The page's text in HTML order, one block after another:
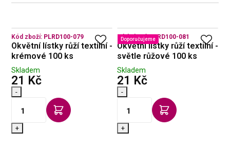
Kód zboží: PLRD100-079
Okvětní lístky růží textilní -
krémové 100 ks
Skladem
21 Kčs DPH
-
+
Doporučujeme
Kód zboží:PLRD100-081
Okvětní lístky růží textilní -
světle růžové 100 ks
Skladem
21 Kčs DPH
-
+